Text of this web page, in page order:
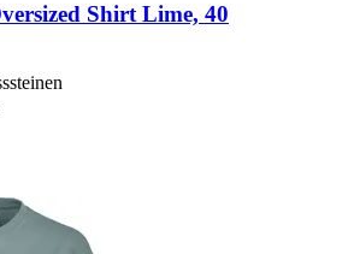
Shirt Lime, 40